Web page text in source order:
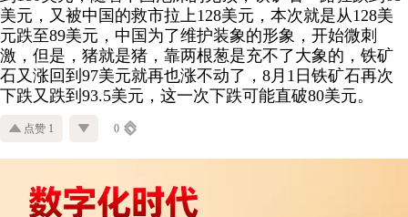
美元，又被中国的救市拉上128美元，本次就是从128美
元跌至89美元，中国为了维护装象的形象，开始微刺
激，但是，猪就是猪，靠两根葱是充不了大象的，铁矿
石又涨回到97美元就再也涨不动了，8月1日铁矿石再次
下跌又跌到93.5美元，这一次下跌可能直破80美元。
点赞 1 0